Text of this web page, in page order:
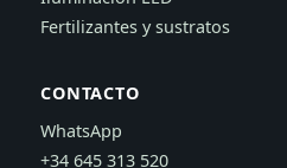
Fertilizantes y sustratos
CONTACTO
WhatsApp
+34 645 313 520